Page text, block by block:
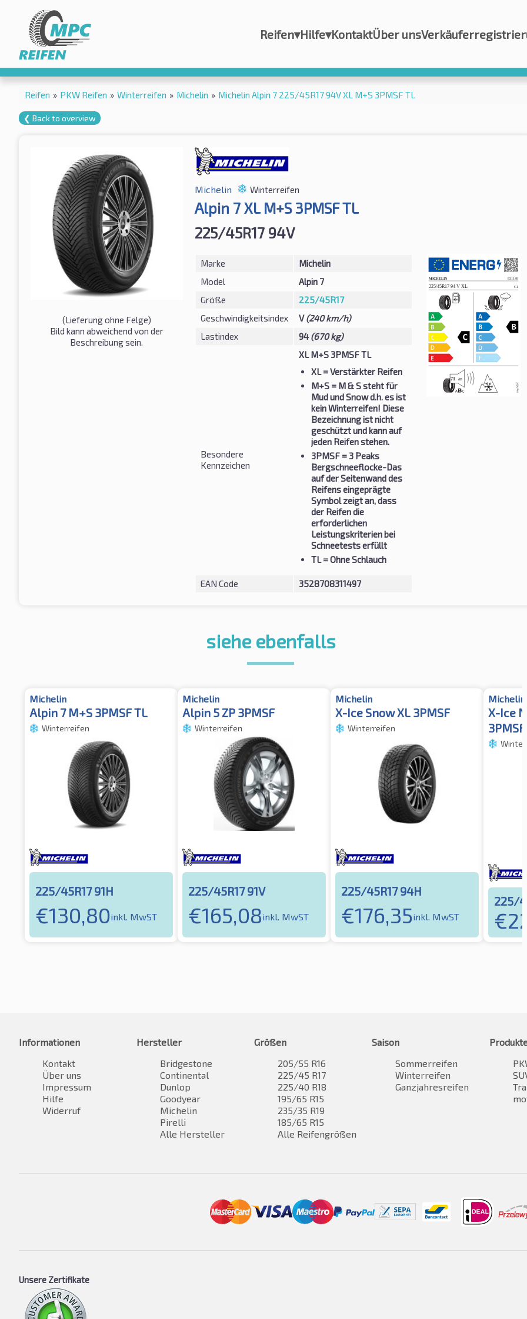
Reifen▾Hilfe▾KontaktÜber uns
Reifen » PKW Reifen » Winterreifen » Michelin » Michelin Alpin 7 225/45R17 94V XL M+S 3PMSF TL
❮ Back to overview
(Lieferung ohne Felge)
Bild kann abweichend von der
Beschreibung sein.
Michelin Winterreifen
Alpin 7 XL M+S 3PMSF TL
225/45R17 94V
Marke
Michelin
Model
Alpin 7
Größe
225/45R17
Geschwindigkeitsindex
V(240 km/h)
Lastindex
94 (670 kg)
Besondere
Kennzeichen
XL M+S 3PMSF TL
XL= Verstärkter Reifen
M+S= M & S steht für
Mud und Snow d.h. es ist
kein Winterreifen! Diese
Bezeichnung ist nicht
geschützt und kann auf
jeden Reifen stehen.
3PMSF= 3 Peaks
Bergschneeflocke-Das
auf der Seitenwand des
Reifens eingeprägte
Symbol zeigt an, dass
der Reifen die
erforderlichen
Leistungskriterien bei
Schneetests erfüllt
TL= Ohne Schlauch
EAN Code 3528708311497
siehe ebenfalls
Michelin
Alpin 7 M+S 3PMSF TL
Winterreifen
225/45R17 91H
€130,80inkl. MwST
Michelin
Alpin 5 ZP 3PMSF
Winterreifen
225/45R17 91V
€165,08inkl. MwST
Michelin
X-Ice Snow XL 3PMSF
Winterreifen
225/45R17 94H
€176,35inkl. MwST
Michelin
X-Ice
3PMSF
225/
€
Informationen
Kontakt
Über uns
Impressum
Hilfe
Widerruf
Hersteller
Bridgestone
Continental
Dunlop
Goodyear
Michelin
Pirelli
Alle Hersteller
Größen
205/55 R16
225/45 R17
225/40 R18
195/65 R15
235/35 R19
185/65 R15
Alle Reifengrößen
Saison
Sommerreifen
Winterreifen
Ganzjahresreifen
Unsere Zertifikate